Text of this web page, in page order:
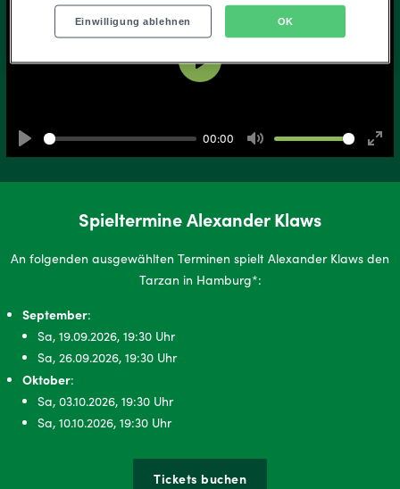
Play
00:00
Mute
Play
Spieltermine Alexander Klaws
An folgenden ausgewählten Terminen spielt Alexander Klaws den
Tarzan in Hamburg*:
September:
Sa, 19.09.2026, 19:30 Uhr
Sa, 26.09.2026, 19:30 Uhr
Oktober:
Sa, 03.10.2026, 19:30 Uhr
Sa, 10.10.2026, 19:30 Uhr
Tickets buchen
Einwilligung ablehnen OK